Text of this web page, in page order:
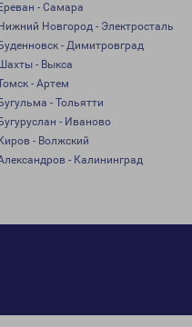
- Самара
Новгород - Электросталь
- Димитровград
- Выкса
- Артем
- Тольятти
- Иваново
- Волжский
- Калининград